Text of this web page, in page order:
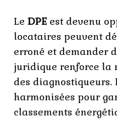
Le DPE est devenu
locataires peuvent
erroné et demander
juridique renforce la
des diagnostiqueurs.
harmonisées pour
classements